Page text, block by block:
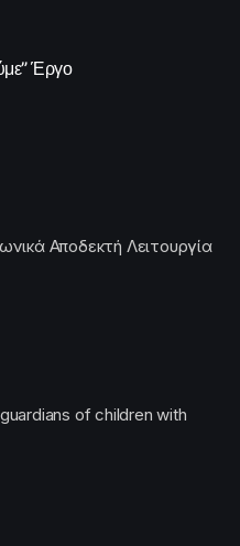
Έργο
Αποδεκτή Λειτουργία
of children with